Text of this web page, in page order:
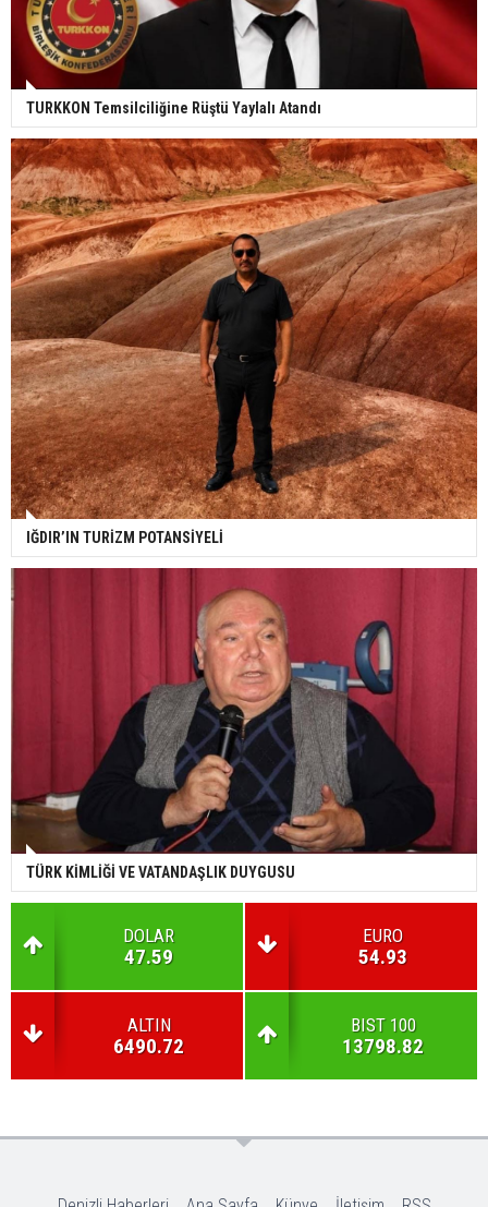
TURKKON Temsilciliğine Rüştü Yaylalı Atandı
IĞDIR’IN TURİZM POTANSİYELİ
TÜRK KİMLİĞİ VE VATANDAŞLIK DUYGUSU
DOLAR
47.59
EURO
54.93
ALTIN
6490.72
BIST 100
13798.82